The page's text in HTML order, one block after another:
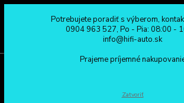
0904 963 527
Po - Pia: 08:00 - 16:00
Potrebujete poradiť s výberom,
0904 963 527, Po - Pia: 08:00 -
info@hifi-auto.sk
Prajeme príjemné
Zatvoriť